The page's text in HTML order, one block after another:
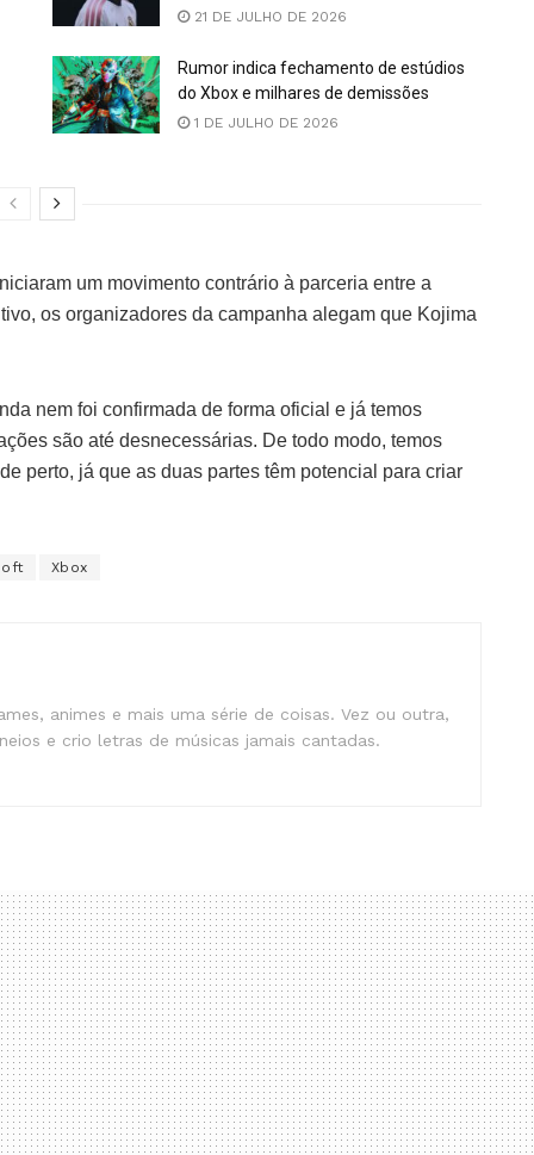
21 DE JULHO DE 2026
Rumor indica fechamento de estúdios
do Xbox e milhares de demissões
1 DE JULHO DE 2026
um movimento contrário à parceria entre a
os organizadores da campanha alegam que Kojima
nem foi confirmada de forma oficial e já temos
são até desnecessárias. De todo modo, temos
perto, já que as duas partes têm potencial para criar
Xbox
animes e mais uma série de coisas. Vez ou outra,
e crio letras de músicas jamais cantadas.